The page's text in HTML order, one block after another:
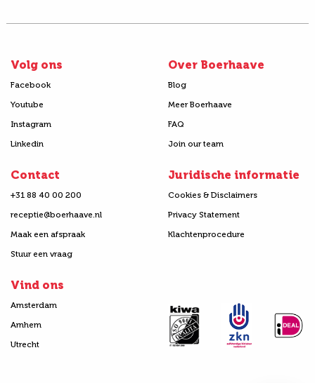
Volg ons
Facebook
Youtube
Instagram
Linkedin
Over Boerhaave
Blog
Meer Boerhaave
FAQ
Join our team
Contact
+31 88 40 00 200
receptie@boerhaave.nl
Maak een afspraak
Stuur een vraag
Juridische informatie
Cookies & Disclaimers
Privacy Statement
Klachtenprocedure
Vind ons
Amsterdam
Arnhem
Utrecht